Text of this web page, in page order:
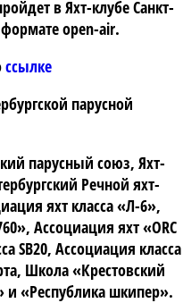
в Яхт-клубе Санкт-
формате open-air.
ссылке
парусной
парусный союз, Яхт-
Речной яхт-
яхт класса «Л-6»,
Ассоциация яхт «ORC
SB20, Ассоциация класса
Школа «Крестовский
и «Республика шкипер».